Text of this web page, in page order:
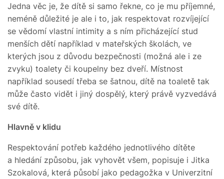
Jedna věc je, že dítě si samo řekne, co je mu příjemné,
neméně důležité je ale i to, jak respektovat rozvíjející
se vědomí vlastní intimity a s ním přicházející stud
menších dětí například v mateřských školách, ve
kterých jsou z důvodu bezpečnosti (možná ale i ze
zvyku) toalety či koupelny bez dveří. Místnost
například sousedí třeba se šatnou, dítě na toaletě tak
může často vidět i jiný dospělý, který právě vyzvedává
své dítě.
Hlavně v klidu
Respektování potřeb každého jednotlivého dítěte
a hledání způsobu, jak vyhovět všem, popisuje i Jitka
Szokalová, která působí jako pedagožka v Univerzitní